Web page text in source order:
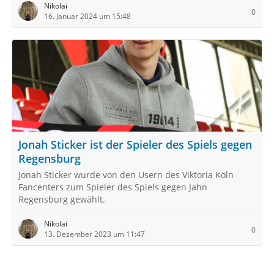
Nikolai
16. Januar 2024 um 15:48
0
Jonah Sticker ist der Spieler des Spiels gegen
Regensburg
Jonah Sticker wurde von den Usern des Viktoria Köln
Fancenters zum Spieler des Spiels gegen Jahn
Regensburg gewählt.
Nikolai
13. Dezember 2023 um 11:47
0